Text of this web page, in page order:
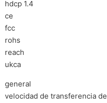
hdcp 1.4
ce
fcc
rohs
reach
ukca
general
velocidad de transferencia